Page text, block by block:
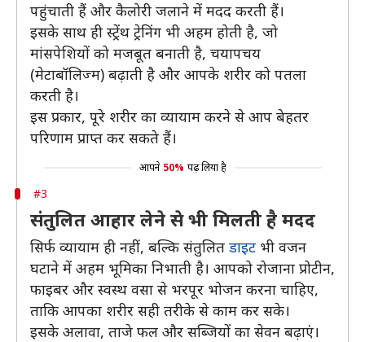
पहुंचाती हैं और कैलोरी जलाने में मदद करती हैं।
इसके साथ ही स्ट्रेंथ ट्रेनिंग भी अहम होती है, जो
मांसपेशियों को मजबूत बनाती है, चयापचय
(मेटाबॉलिज्म) बढ़ाती है और आपके शरीर को पतला
करती है।
इस प्रकार, पूरे शरीर का व्यायाम करने से आप बेहतर
परिणाम प्राप्त कर सकते हैं।
आपने 50% पढ़ लिया है
#3
संतुलित आहार लेने से भी मिलती है मदद
सिर्फ व्यायाम ही नहीं, बल्कि संतुलित डाइट भी वजन
घटाने में अहम भूमिका निभाती है। आपको रोजाना प्रोटीन,
फाइबर और स्वस्थ वसा से भरपूर भोजन करना चाहिए,
ताकि आपका शरीर सही तरीके से काम कर सके।
इसके अलावा, ताजे फल और सब्जियों का सेवन बढ़ाएं।